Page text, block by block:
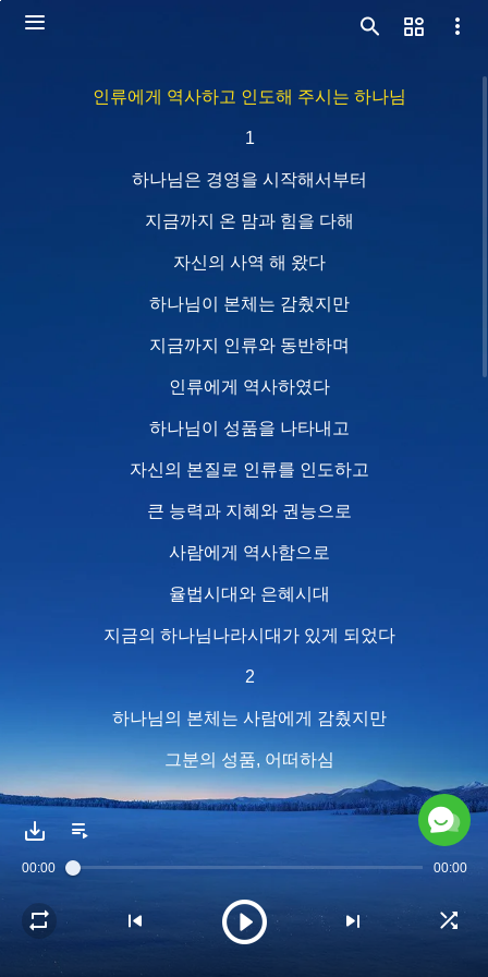
인류에게 역사하고 인도해 주시는 하나님
1
하나님은 경영을 시작해서부터
지금까지 온 맘과 힘을 다해
자신의 사역 해 왔다
하나님이 본체는 감췄지만
지금까지 인류와 동반하며
인류에게 역사하였다
하나님이 성품을 나타내고
자신의 본질로 인류를 인도하고
큰 능력과 지혜와 권능으로
사람에게 역사함으로
율법시대와 은혜시대
지금의 하나님나라시대가 있게 되었다
2
하나님의 본체는 사람에게 감췄지만
그분의 성품, 어떠하심
인류에 대한 뜻은
비록 인류는 하나님을
00:00 00:00